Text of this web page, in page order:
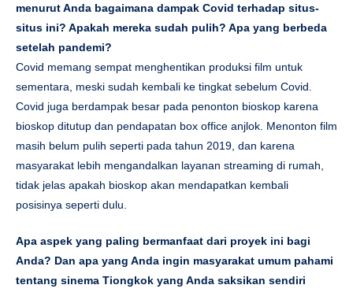
menurut Anda bagaimana dampak Covid terhadap situs-
situs ini? Apakah mereka sudah pulih? Apa yang berbeda
setelah pandemi?
Covid memang sempat menghentikan produksi film untuk
sementara, meski sudah kembali ke tingkat sebelum Covid.
Covid juga berdampak besar pada penonton bioskop karena
bioskop ditutup dan pendapatan box office anjlok. Menonton film
masih belum pulih seperti pada tahun 2019, dan karena
masyarakat lebih mengandalkan layanan streaming di rumah,
tidak jelas apakah bioskop akan mendapatkan kembali
posisinya seperti dulu.
Apa aspek yang paling bermanfaat dari proyek ini bagi
Anda? Dan apa yang Anda ingin masyarakat umum pahami
tentang sinema Tiongkok yang Anda saksikan sendiri